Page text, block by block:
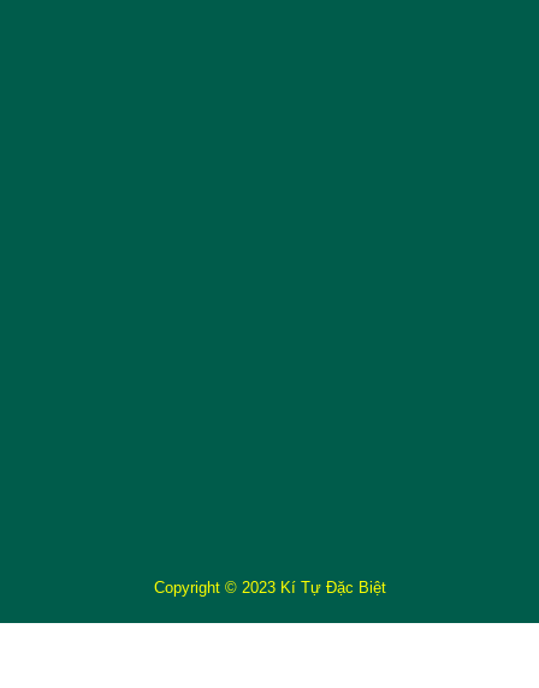
Copyright © 2023 Kí Tự Đặc Biệt